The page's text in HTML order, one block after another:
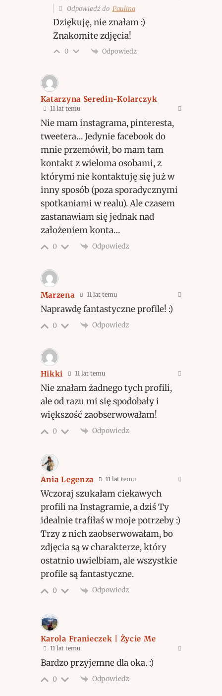
Odpowiedź do Paulina
Dziękuję, nie znałam :)
Znakomite zdjęcia!
0 Odpowiedz
Katarzyna Seredin-Kolarczyk
11 lat temu
Nie mam instagrama, pinteresta,
tweetera… Jedynie facebook do
mnie przemówił, bo mam tam
kontakt z wieloma osobami, z
którymi nie kontaktuję się już w
inny sposób (poza sporadycznymi
spotkaniami w realu). Ale czasem
zastanawiam się jednak nad
założeniem konta…
0 Odpowiedz
Marzena 11 lat temu
Naprawdę fantastyczne profile! :)
0 Odpowiedz
Hikki 11 lat temu
Nie znałam żadnego tych profili,
ale od razu mi się spodobały i
większość zaobserwowałam!
0 Odpowiedz
Ania Legenza 11 lat temu
Wczoraj szukałam ciekawych
profili na Instagramie, a dziś Ty
idealnie trafiłaś w moje potrzeby :)
Trzy z nich zaobserwowałam, bo
zdjęcia są w charakterze, który
ostatnio uwielbiam, ale wszystkie
profile są fantastyczne.
0 Odpowiedz
Karola Franieczek | Życie Me
11 lat temu
Bardzo przyjemne dla oka. :)
0 Odpowiedz